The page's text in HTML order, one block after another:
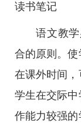
读书笔记
语文教
合的原则。使
在课外时间
学生在交际
作能力较强的